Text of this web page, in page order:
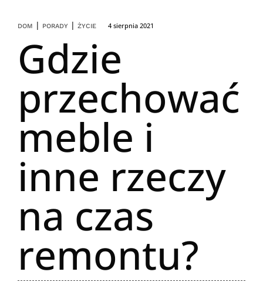
DOM | PORADY | ŻYCIE 4 sierpnia 2021
Gdzie
przechować
meble i
inne rzeczy
na czas
remontu?